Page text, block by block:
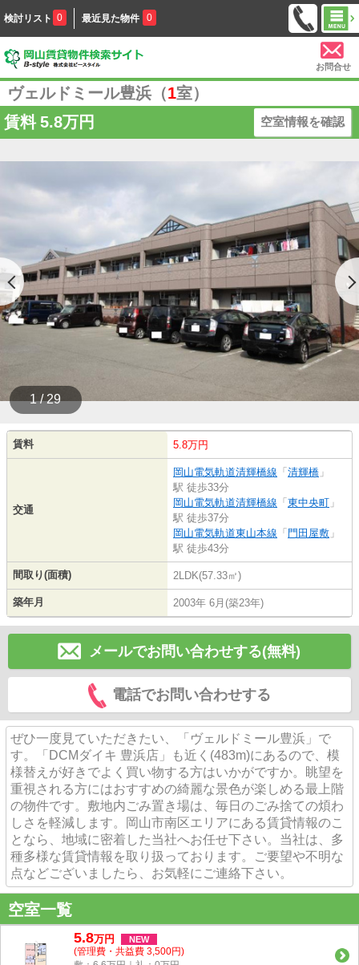
検討リスト 0 最近見た物件 0
お問合せ
ヴェルドミール豊浜（1室）
賃料 5.8万円 空室情報を確認
1 / 29
賃料 5.8万円
交通
岡山電気軌道清輝橋線 「 清輝橋 」
駅 徒歩33分
岡山電気軌道清輝橋線 「 東中央町 」
駅 徒歩37分
岡山電気軌道東山本線 「 門田屋敷 」
駅 徒歩43分
間取り(面積) 2LDK(57.33㎡)
築年月 2003年 6月(築23年)
メールでお問い合わせする(無料)
電話でお問い合わせする
ぜひ一度見ていただきたい、「ヴェルドミール豊浜」で
す。「DCMダイキ 豊浜店」も近く(483m)にあるので、模
様替えが好きでよく買い物する方はいかがですか。眺望を
重視される方にはおすすめの綺麗な景色が楽しめる最上階
の物件です。敷地内ごみ置き場は、毎日のごみ捨ての煩わ
しさを軽減します。岡山市南区エリアにある賃貸情報のこ
となら、地域に密着した当社へお任せ下さい。当社は、多
種多様な賃貸情報を取り扱っております。ご要望や不明な
点などございましたら、お気軽にご連絡下さい。
空室一覧
5.8万円 NEW
(管理費・共益費 3,500円)